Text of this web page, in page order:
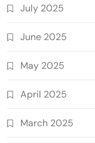
July 2025
June 2025
May 2025
April 2025
March 2025